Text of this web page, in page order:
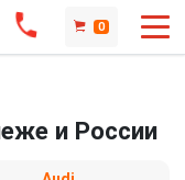
0
и России